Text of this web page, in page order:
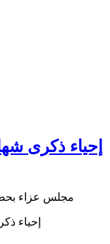
إحياء ذكرى
مجلس عزاء